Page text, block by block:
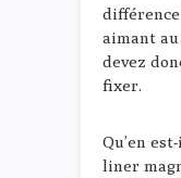
aimant
devez
fixer.
Qu’en
liner